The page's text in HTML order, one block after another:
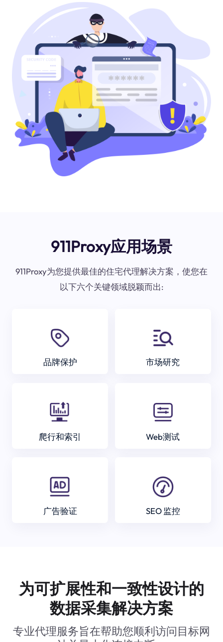
911Proxy应用场景
911Proxy为您提供最佳的住宅代理解决方案，使您在
以下六个关键领域脱颖而出:
品牌保护 市场研究
爬行和索引 Web测试
广告验证 SEO 监控
为可扩展性和一致性设计的
数据采集解决方案
专业代理服务旨在帮助您顺利访问目标网